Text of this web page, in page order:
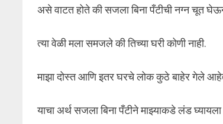
असे वाटत होते की सजला बिना पँटीची नग्न चूत
त्या वेळी मला समजले की तिच्या घरी कोणी नाही.
माझा दोस्त आणि इतर घरचे लोक कुठे बाहेर गेले
याचा अर्थ सजला बिना पँटीने माझ्याकडे लंड